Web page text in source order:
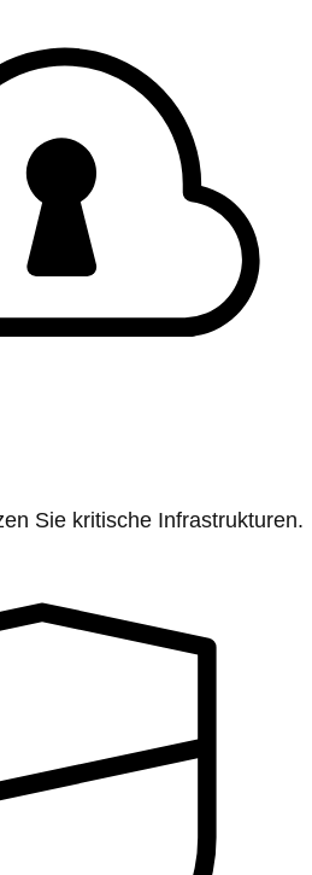
Sie kritische Infrastrukturen.